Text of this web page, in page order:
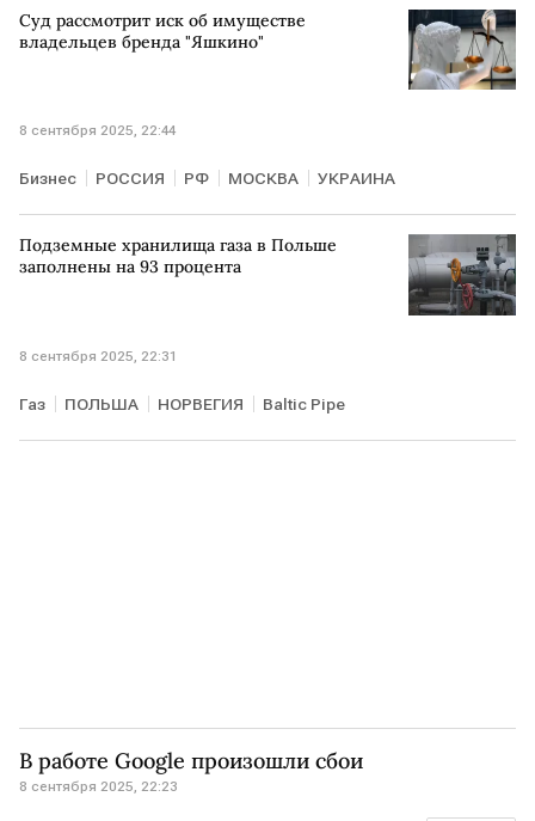
Суд рассмотрит иск об имуществе
владельцев бренда "Яшкино"
8 сентября 2025, 22:44
Бизнес РОССИЯ РФ МОСКВА УКРАИНА
Подземные хранилища газа в Польше
заполнены на 93 процента
8 сентября 2025, 22:31
Газ ПОЛЬША НОРВЕГИЯ Baltic Pipe
В работе Google произошли сбои
8 сентября 2025, 22:23